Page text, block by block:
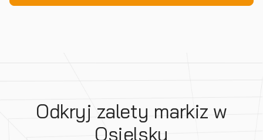
Odkryj zalety markiz w
Osielsku